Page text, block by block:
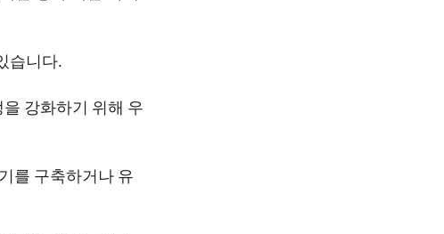
습니다.
강화하기 위해 우
를 구축하거나 유